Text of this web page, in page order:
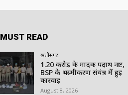
MUST READ
छत्तीसगढ़
1.20 करोड़ के मादक पदार्थ नष्ट,
BSP के भस्मीकरण संयंत्र में हुई
कार्रवाई
August 8, 2026